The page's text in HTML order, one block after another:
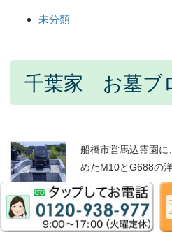
未分類
千葉家 お墓ブ
船橋市営馬込霊園に
めたM10とG688の